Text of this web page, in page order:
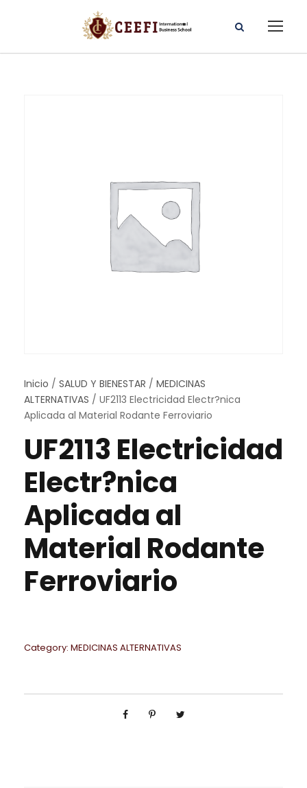
Inicio / SALUD Y BIENESTAR / MEDICINAS
ALTERNATIVAS / UF2113 Electricidad Electr?nica
Aplicada al Material Rodante Ferroviario
UF2113 Electricidad
Electr?nica
Aplicada al
Material Rodante
Ferroviario
Category: MEDICINAS ALTERNATIVAS